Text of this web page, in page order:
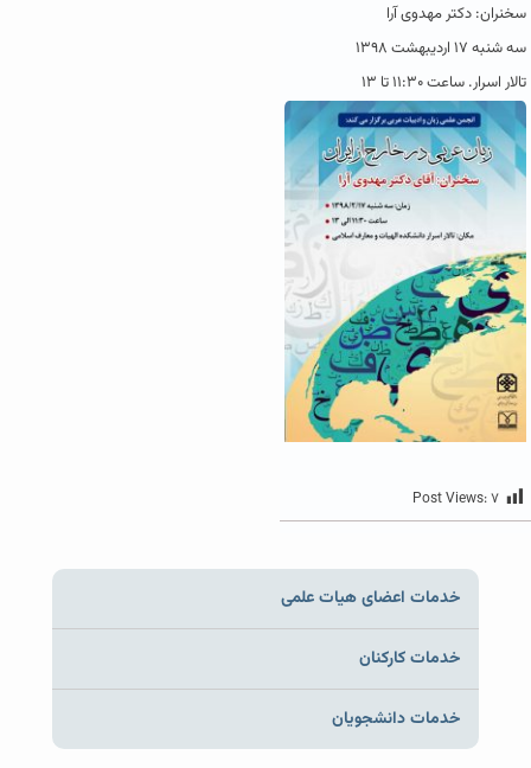
سخنران: دکتر مهدوی آرا
سه شنبه ۱۷ اردیبهشت ۱۳۹۸
تالار اسرار. ساعت ۱۱:۳۰ تا ۱۳
Post Views:۷
خدمات اعضای هیات علمی
خدمات کارکنان
خدمات دانشجویان